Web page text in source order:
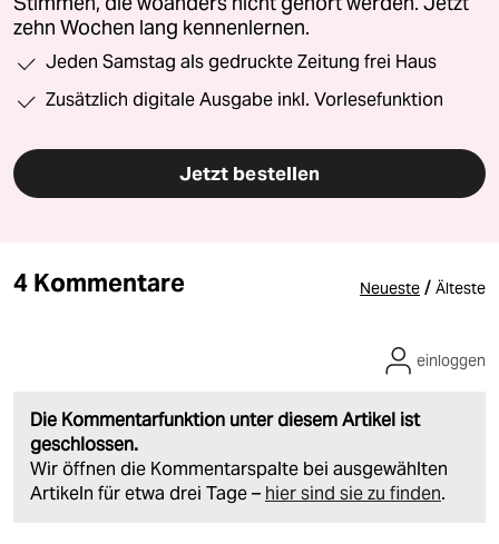
zehn Wochen lang kennenlernen.
Jeden Samstag als gedruckte Zeitung frei Haus
Zusätzlich digitale Ausgabe inkl. Vorlesefunktion
Jetzt bestellen
4 Kommentare Neueste / Älteste
Die Kommentarfunktion unter diesem Artikel ist
geschlossen.
Wir öffnen die Kommentarspalte bei ausgewählten
Artikeln für etwa drei Tage – hier sind sie zu finden.
einloggen